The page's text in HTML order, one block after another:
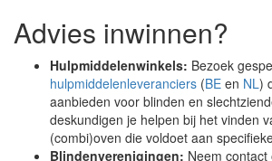
Advies inwinnen?
Hulpmiddelenwinkels: Bezoek
hulpmiddelenleveranciers (BE en NL)
aanbieden voor blinden en
deskundigen je helpen bij het vinden
(combi)oven die voldoet aan
Blindenverenigingen: Neem contact